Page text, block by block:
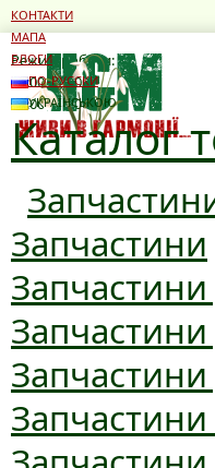
Режим роботи:
10:00 - 19:00
10:00 - 16:00
Каталог
Запчастини
КОНТАКТИ
МАПА
БЛОГИ
ПО-РУССКИ
УКРАЇНСЬКОЮ